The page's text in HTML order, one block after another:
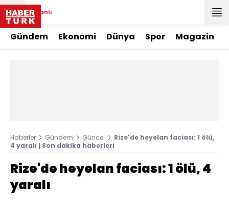
Canlı
Gündem Ekonomi Dünya Spor Magazin
Haberler Gündem Güncel
Rize'de heyelan faciası: 1 ölü,
4 yaralı | Son dakika haberleri
Rize'de heyelan faciası: 1 ölü, 4
yaralı